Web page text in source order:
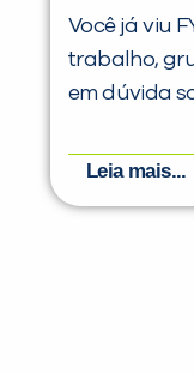
Você já viu
trabalho,
em dúvida
Leia mais...